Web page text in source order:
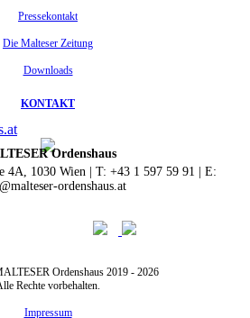
Pressekontakt
Die Malteser Zeitung
Downloads
KONTAKT
Ordenshaus
4A, 1030 Wien | T: +43 1 597 59 91 | E:
ordenshaus.at
Ordenshaus 2019 - 2026
Rechte vorbehalten.
Impressum